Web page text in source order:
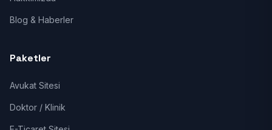
Blog & Haberler
Paketler
Avukat Sitesi
Doktor / Klinik